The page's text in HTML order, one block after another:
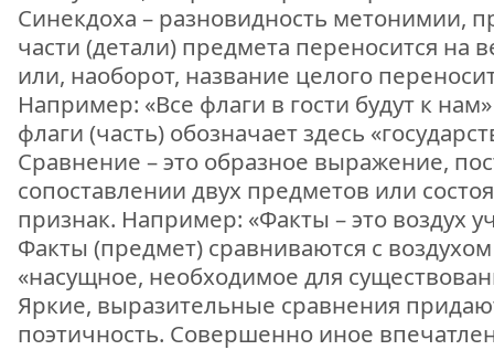
Синекдоха – разновидность метонимии,
части (детали) предмета переносится на
или, наоборот, название целого
Например: «Все флаги в гости будут к
флаги (часть) обозначает здесь
Сравнение – это образное выражение,
сопоставлении двух предметов или
признак. Например: «Факты – это воздух
Факты (предмет) сравниваются с
«насущное, необходимое для
Яркие, выразительные сравнения
поэтичность. Совершенно иное